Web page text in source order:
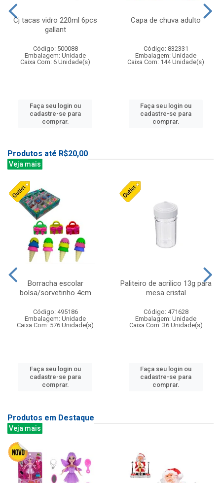
Cj tacas vidro 220ml 6pcs
gallant
Código: 500088
Embalagem: Unidade
Caixa Com: 6 Unidade(s)
Faça seu login ou
cadastre-se para
comprar.
Capa de chuva adulto
Código: 832331
Embalagem: Unidade
Caixa Com: 144 Unidade(s)
Faça seu login ou
cadastre-se para
comprar.
Produtos até R$20,00
Veja mais
Borracha escolar
bolsa/sorvetinho 4cm
Código: 495186
Embalagem: Unidade
Caixa Com: 576 Unidade(s)
Faça seu login ou
cadastre-se para
comprar.
Paliteiro de acrilico 13g para
mesa cristal
Código: 471628
Embalagem: Unidade
Caixa Com: 36 Unidade(s)
Faça seu login ou
cadastre-se para
comprar.
Produtos em Destaque
Veja mais